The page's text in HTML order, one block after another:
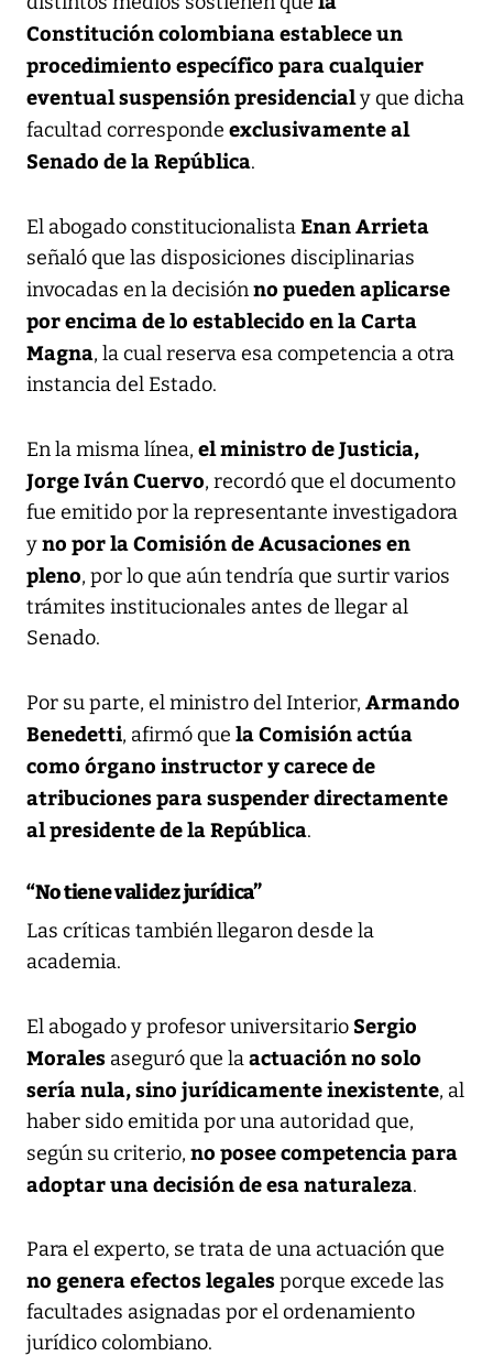
Constitución colombiana establece un
procedimiento específico para cualquier
eventual suspensión presidencialy que dicha
facultad corresponde exclusivamente al
Senado de la República.
El abogado constitucionalista Enan Arrieta
señaló que las disposiciones disciplinarias
invocadas en la decisiónno pueden aplicarse
por encima de lo establecido en la Carta
Magna, la cual reserva esa competencia a otra
instancia del Estado.
En la misma línea, el ministro de Justicia,
Jorge Iván Cuervo, recordó que el documento
fue emitido por la representante investigadora
yno por la Comisión de Acusaciones en
pleno, por lo que aún tendría que surtir varios
trámites institucionales antes de llegar al
Senado.
Por su parte, el ministro del Interior, Armando
Benedetti, afirmó que la Comisión actúa
como órgano instructor y carece de
atribuciones para suspender directamente
al presidente de la República.
“No tiene validez jurídica”
Las críticas también llegaron desde la
academia.
El abogado y profesor universitario Sergio
Morales aseguró que laactuación no solo
sería nula, sino jurídicamente inexistente, al
haber sido emitida por una autoridad que,
según su criterio, no posee competencia para
adoptar una decisión de esa naturaleza.
Para el experto, se trata de una actuación que
no genera efectos legalesporque excede las
facultades asignadas por el ordenamiento
jurídico colombiano.